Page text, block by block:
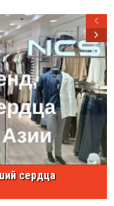
сердца